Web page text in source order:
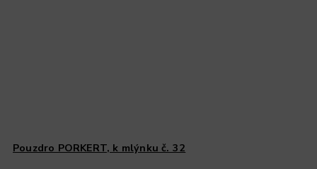
Pouzdro PORKERT, k mlýnku č. 32